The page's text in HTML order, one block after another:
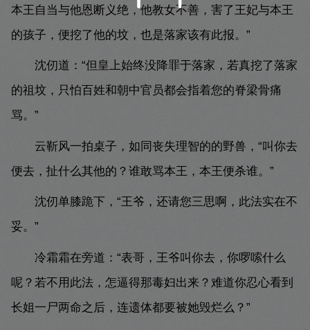
本王自当与他恩断义绝，他教女不善，害了王妃与本王
的孩子，便挖了他的坟，也是落家该有此报。”
沈仞道：“但皇上始终没降罪于落家，若真挖了落家
的祖坟，只怕百姓和朝中官员都会指着您的脊梁骨痛
骂。”
云靳风一拍桌子，如同丧失理智的的野兽，“叫你去
便去，扯什么其他的？谁敢骂本王，本王便杀谁。”
沈仞单膝跪下，“王爷，还请您三思啊，此法实在不
妥。”
冷霜霜在旁道：“表哥，王爷叫你去，你啰嗦什么
呢？若不用此法，怎逼得那毒妇出来？难道你忍心看到
长姐一尸两命之后，连遗体都要被她毁烂么？”